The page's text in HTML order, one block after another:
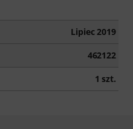
Lipiec 2019
462122
1 szt.